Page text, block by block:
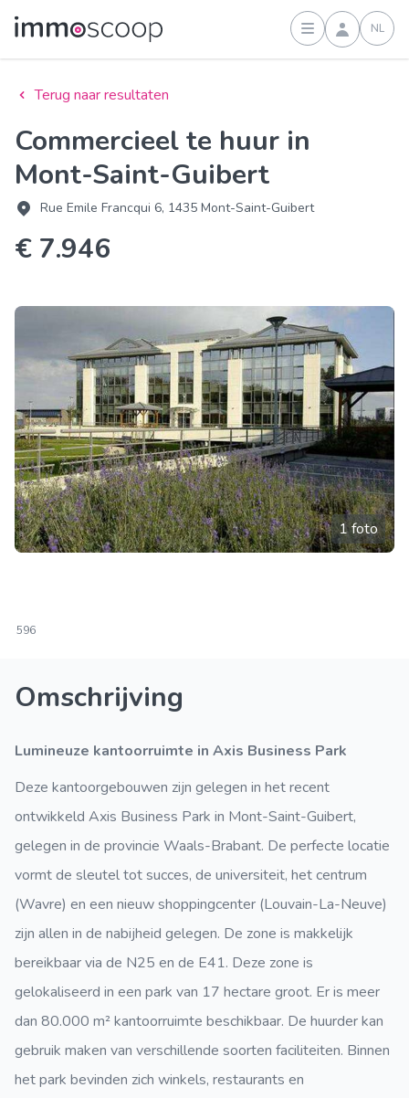
Inloggen
NL
Terug naar resultaten
Commercieel te huur in
Mont-Saint-Guibert
Rue Emile Francqui 6, 1435 Mont-Saint-Guibert
€ 7.946
1 foto
596
Omschrijving
Lumineuze kantoorruimte in Axis Business Park
Deze kantoorgebouwen zijn gelegen in het recent
ontwikkeld Axis Business Park in Mont-Saint-Guibert,
gelegen in de provincie Waals-Brabant. De perfecte locatie
vormt de sleutel tot succes, de universiteit, het centrum
(Wavre) en een nieuw shoppingcenter (Louvain-La-Neuve)
zijn allen in de nabijheid gelegen. De zone is makkelijk
bereikbaar via de N25 en de E41. Deze zone is
gelokaliseerd in een park van 17 hectare groot. Er is meer
dan 80.000 m² kantoorruimte beschikbaar. De huurder kan
gebruik maken van verschillende soorten faciliteiten. Binnen
het park bevinden zich winkels, restaurants en